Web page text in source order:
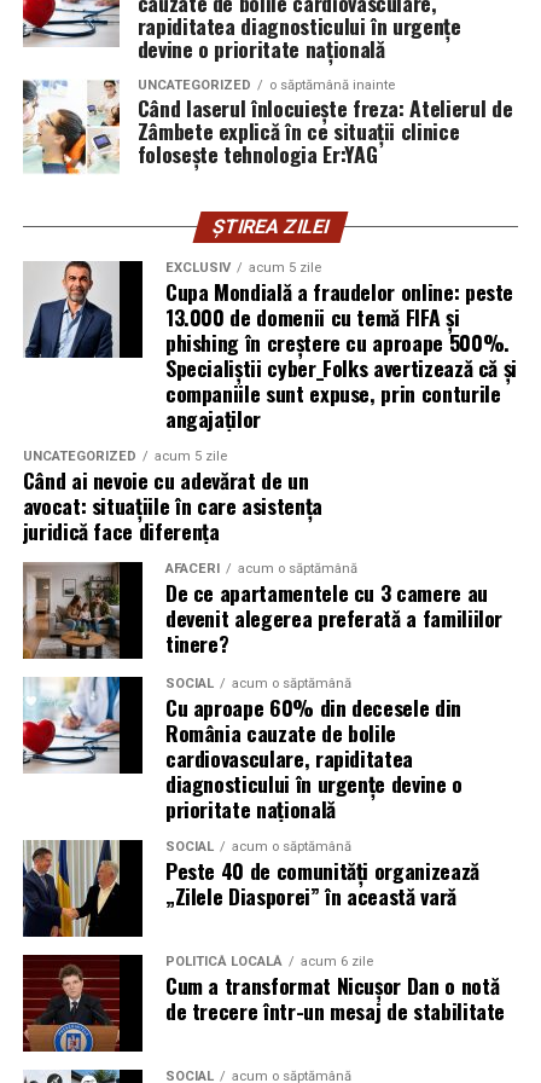
introducă parola pe o pagină clonată. În acel moment,
vigilența utilizatorului rămâne prima linie de apărare”,
explică Horațiu Șimon, Chief Technology Officer
cyber_Folks România.
Subiectul a fost semnalat și de FBI, care a inclus în
turneului, de la fraude online și furtul datelor până la
operațiuni de dezinformare.
Avertismentele publice s-au concentrat în principal
asupra fanilor și infrastructurii orașelor gazdă, însă
specialiștii atrag atenția că firmele pot fi afectate
inclusiv atunci când nu au nicio legătură directă cu
industria sportului, turismului sau vânzarea de bilete.
Atacurile sunt mai eficiente în contextul
evenimentelor globale
Campaniile de phishing asociate evenimentelor
importante profită de interesul public ridicat, de
presiunea timpului și de teama utilizatorilor că ar putea
pierde o ofertă sau o oportunitate. Mesajele care anunță
ultimele bilete disponibile, acces limitat la o transmisie
sau câștigarea unui premiu pot determina utilizatorii să
reacționeze înainte de a verifica sursa.
Turneul se încheie pe 19 iulie, iar specialiștii anticipează
o intensificare a activității frauduloase în perioada
finalei. Printre cele mai utilizate pretexte se numără
transmisiunile pirat, biletele revândute, pariurile,
tombolele, concursurile și falsele oferte de călătorie.
Pentru a răspunde riscurilor tot mai complexe,
cyber_Folks a lansat la finalul lunii iunie robo_Folks,
primul asistent AI integrat într-un panou de hosting
din România. Acesta poate efectua, la cererea
rapiditatea diagnosticului în urgențe
devine o prioritate națională
UNCATEGORIZED o săptămână inainte
Când laserul înlocuiește freza: Atelierul de
Zâmbete explică în ce situații clinice
folosește tehnologia Er:YAG
ȘTIREA ZILEI
EXCLUSIV acum 5 zile
Cupa Mondială a fraudelor online: peste
13.000 de domenii cu temă FIFA și
phishing în creștere cu aproape 500%.
Specialiștii cyber_Folks avertizează că și
companiile sunt expuse, prin conturile
angajaților
UNCATEGORIZED acum 5 zile
Când ai nevoie cu adevărat de un
avocat: situațiile în care asistența
juridică face diferența
AFACERI acum o săptămână
De ce apartamentele cu 3 camere au
devenit alegerea preferată a familiilor
tinere?
SOCIAL acum o săptămână
Cu aproape 60% din decesele din
România cauzate de bolile
cardiovasculare, rapiditatea
diagnosticului în urgențe devine o
prioritate națională
SOCIAL acum o săptămână
Peste 40 de comunități organizează
„Zilele Diasporei” în această vară
POLITICĂ LOCALĂ acum 6 zile
Cum a transformat Nicușor Dan o notă
de trecere într-un mesaj de stabilitate
SOCIAL acum o săptămână